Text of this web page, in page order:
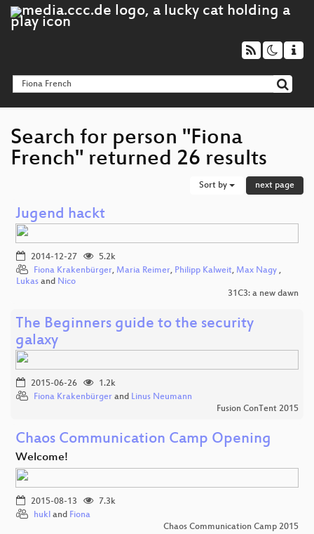
Search for person "Fiona
French" returned 26 results
Sort by next page
Jugend hackt
2014-12-27
5.2k
Fiona Krakenbürger, Maria Reimer, Philipp Kalweit, Max Nagy ,
Lukas and Nico
31C3: a new dawn
The Beginners guide to the security
galaxy
2015-06-26
1.2k
Fiona Krakenbürger and Linus Neumann
Fusion ConTent 2015
Chaos Communication Camp Opening
Welcome!
2015-08-13
7.3k
hukl and Fiona
Chaos Communication Camp 2015